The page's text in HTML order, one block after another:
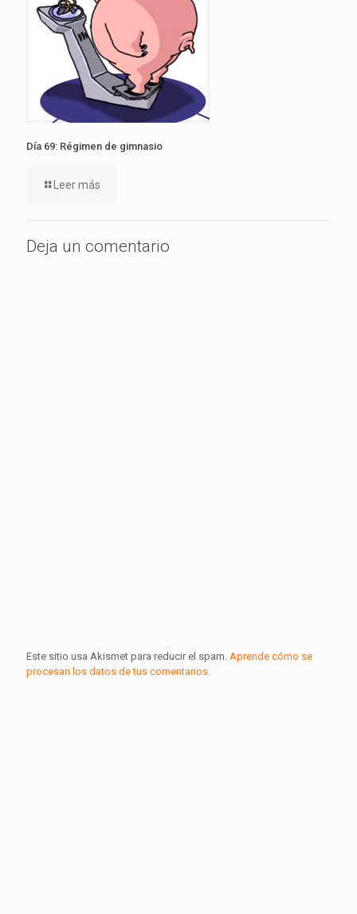
Día 69: Régimen de gimnasio
Leer más
Deja un comentario
Este sitio usa Akismet para reducir el spam. Aprende cómo se
procesan los datos de tus comentarios.